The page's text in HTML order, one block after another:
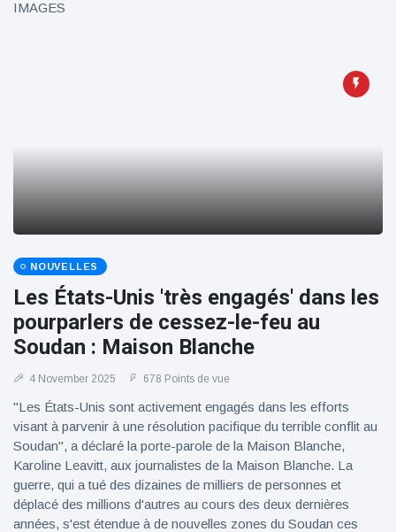
IMAGES
NOUVELLES
Les États-Unis 'très engagés' dans les
pourparlers de cessez-le-feu au
Soudan : Maison Blanche
4 November 2025 678 Points de vue
"Les États-Unis sont activement engagés dans les efforts
visant à parvenir à une résolution pacifique du terrible conflit au
Soudan", a déclaré la porte-parole de la Maison Blanche,
Karoline Leavitt, aux journalistes de la Maison Blanche. La
guerre, qui a tué des dizaines de milliers de personnes et
déplacé des millions d'autres au cours des deux dernières
années, s'est étendue à de nouvelles zones du Soudan ces